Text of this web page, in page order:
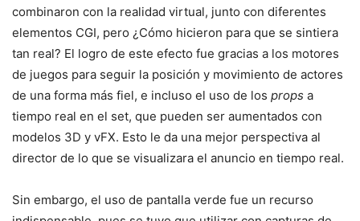
combinaron con la realidad virtual, junto con diferentes
elementos CGI, pero ¿Cómo hicieron para que se sintiera
tan real? El logro de este efecto fue gracias a los motores
de juegos para seguir la posición y movimiento de actores
de una forma más fiel, e incluso el uso de los props a
tiempo real en el set, que pueden ser aumentados con
modelos 3D y vFX. Esto le da una mejor perspectiva al
director de lo que se visualizara el anuncio en tiempo real.
Sin embargo, el uso de pantalla verde fue un recurso